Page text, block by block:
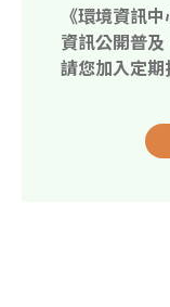
《環境資訊
資訊公開普
請您加入定